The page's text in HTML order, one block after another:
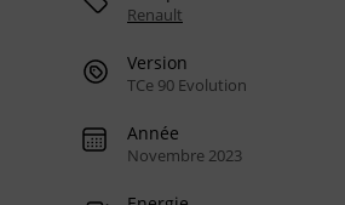
Renault
Version
TCe 90 Evolution
Année
Novembre 2023